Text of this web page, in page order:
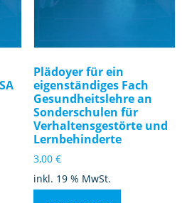
Plädoyer für ein
eigenständiges Fach
Gesundheitslehre an
Sonderschulen für
Verhaltensgestörte und
Lernbehinderte
3,00€
inkl. 19 % MwSt.